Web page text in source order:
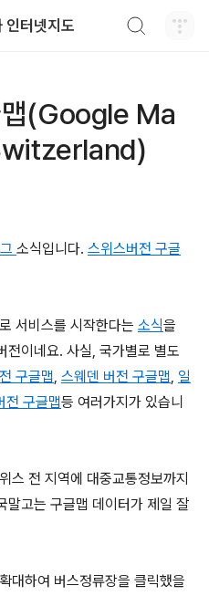
인터넷지도
맵(Google Ma
소식입니다. 스위스버전 구글
서비스를 시작한다는 소식을
전이네요. 사실, 국가별로 별도
구글맵, 스웨덴 버전 구글맵, 일
전 구글맵등 여러가지가 있습니
스 전 지역에 대중교통정보까지
말고는 구글맵 데이터가 제일 잘
대하여 버스정류장을 클릭했을